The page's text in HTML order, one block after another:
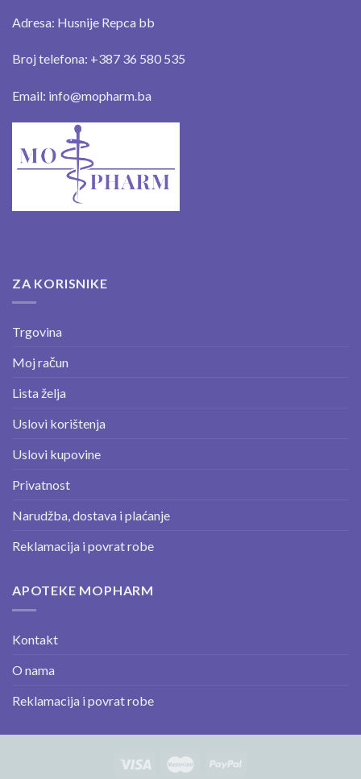
Adresa: Husnije Repca bb
Broj telefona: +387 36 580 535
Email: info@mopharm.ba
ZA KORISNIKE
Trgovina
Moj račun
Lista želja
Uslovi korištenja
Uslovi kupovine
Privatnost
Narudžba, dostava i plaćanje
Reklamacija i povrat robe
APOTEKE MOPHARM
Kontakt
O nama
Reklamacija i povrat robe